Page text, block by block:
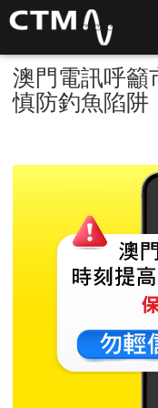
澳門電訊呼籲
慎防釣魚陷阱